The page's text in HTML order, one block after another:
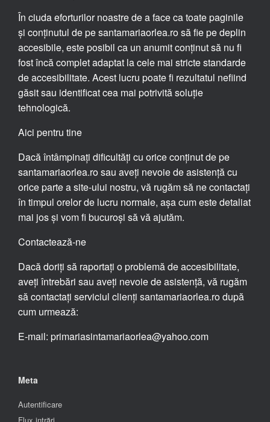
În ciuda eforturilor noastre de a face ca toate paginile
și conținutul de pe santamariaorlea.ro să fie pe deplin
accesibile, este posibil ca un anumit conținut să nu fi
fost încă complet adaptat la cele mai stricte standarde
de accesibilitate. Acest lucru poate fi rezultatul nefiind
găsit sau identificat cea mai potrivită soluție
tehnologică.
Aici pentru tine
Dacă întâmpinați dificultăți cu orice conținut de pe
santamariaorlea.ro sau aveți nevoie de asistență cu
orice parte a site-ului nostru, vă rugăm să ne contactați
în timpul orelor de lucru normale, așa cum este detaliat
mai jos și vom fi bucuroși să vă ajutăm.
Contactează-ne
Dacă doriți să raportați o problemă de accesibilitate,
aveți întrebări sau aveți nevoie de asistență, vă rugăm
să contactați serviciul clienți santamariaorlea.ro după
cum urmează:
E-mail: primariasintamariaorlea@yahoo.com
Meta
Autentificare